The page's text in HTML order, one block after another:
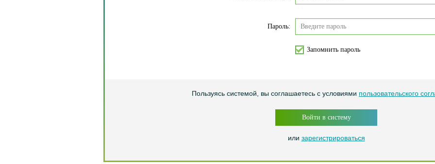
Пароль:
Запомнить пароль
Пользуясь системой, вы соглашаетесь с условиями пользовательского
Войти в систему
или зарегистрироваться